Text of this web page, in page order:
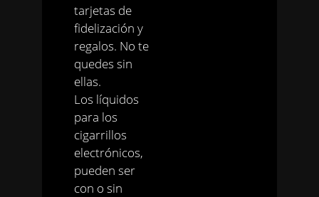
tarjetas de
fidelización y
regalos. No te
quedes sin
ellas.
Los líquidos
para los
cigarrillos
electrónicos,
pueden ser
con o sin